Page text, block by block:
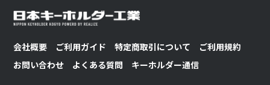
会社概要 ご利用ガイド 特定商取引について
ご利用規約
お問い合わせ
よくある質問 キーホルダー通信